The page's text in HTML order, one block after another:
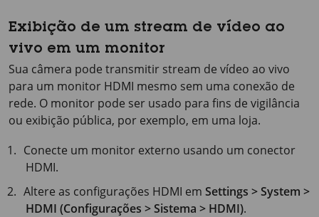
Exibição de um stream de vídeo ao
vivo em um monitor
Sua câmera pode transmitir stream de vídeo ao vivo
para um monitor HDMI mesmo sem uma conexão de
rede. O monitor pode ser usado para fins de vigilância
ou exibição pública, por exemplo, em uma loja.
Conecte um monitor externo usando um conector
HDMI.
Altere as configurações HDMI emSettings > System >
HDMI (Configurações > Sistema > HDMI).